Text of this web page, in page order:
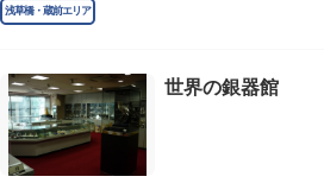
したが、天領からの米を収蔵する蔵や、大名屋敷
が氏子町内を渡御し、夜の宮入道中では、提灯に
幻想的な光景をつくりだします。例年、数十万人
で賑わう蔵前の初夏の風物詩になっています。
社務所では、社紋の七曜紋と月星紋がデザインさ
越祭の開催期間中は限定御朱印も頒布されます。
浅草橋・蔵前エリア
世界の銀器館